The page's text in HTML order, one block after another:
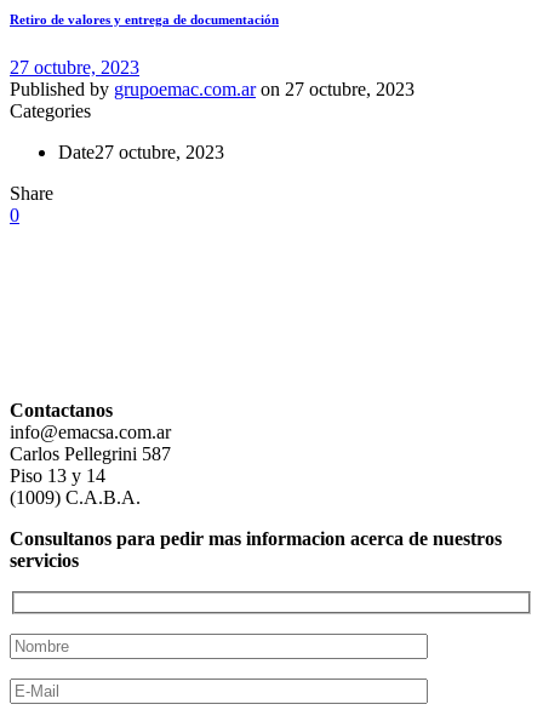
Retiro de valores y entrega de documentación
27 octubre, 2023
Published by grupoemac.com.ar on 27 octubre, 2023
Categories
Date27 octubre, 2023
Share
0
Contactanos
info@emacsa.com.ar
Carlos Pellegrini 587
Piso 13 y 14
(1009) C.A.B.A.
Consultanos para pedir mas informacion acerca de nuestros
servicios